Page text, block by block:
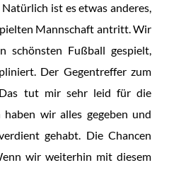
ist es etwas anderes,
Mannschaft antritt. Wir
schönsten Fußball gespielt,
Der Gegentreffer zum
tut mir sehr leid für die
wir alles gegeben und
gehabt. Die Chancen
wir weiterhin mit diesem